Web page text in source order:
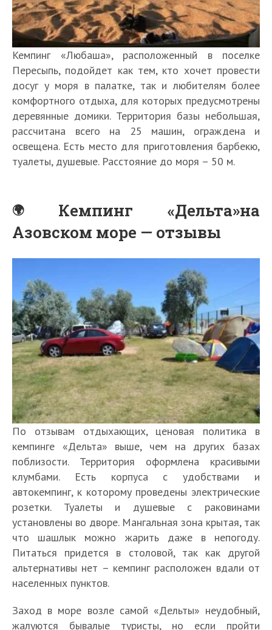
Кемпинг «Любаша», расположенный в поселке
Пересыпь, подойдет как тем, кто хочет провести
досуг у моря в палатке, так и любителям более
комфортного отдыха, для которых предусмотрены
деревянные домики. Территория базы небольшая,
рассчитана всего на 25 машин, ограждена и
освещена. Есть место для приготовления барбекю,
туалеты, душевые. Расстояние до моря – 50 м.
Кемпинг «Дельта»на
Азовском море — отзывы
По отзывам отдыхающих, ценовая политика в
кемпинге «Дельта» выше, чем на других базах
поблизости. Территория оформлена красивыми
клумбами. Есть корпуса с удобствами и
автокемпинг, к которому проведены электрические
розетки. Туалеты и душевые с раковинами
установлены во дворе. Мангальная зона крытая, так
что шашлык можно жарить даже в непогоду.
Питаться придется в столовой, так как другой
альтернативы нет – кемпинг расположен вдали от
населенных пунктов.
Заход в море возле самой «Дельты» неудобный,
жалуются бывалые туристы, но если пройти